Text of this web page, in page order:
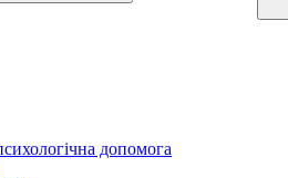
допомога